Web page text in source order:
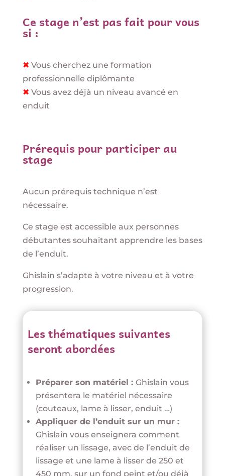
Ce stage n’est pas fait pour vous
si :
✖ Vous cherchez une formation
professionnelle diplômante
✖ Vous avez déjà un niveau avancé en
enduit
Prérequis pour participer au
stage
Aucun prérequis technique n’est
nécessaire.
Ce stage est accessible aux personnes
débutantes souhaitant apprendre les bases
de l’enduit.
Ghislain s’adapte à votre niveau et à votre
progression.
Les thématiques suivantes
seront abordées
Préparer son matériel : Ghislain vous
présentera le matériel nécessaire
(couteaux, lame à lisser, enduit …)
Appliquer de l’enduit sur un mur :
Ghislain vous enseignera comment
réaliser un lissage, avec de l’enduit de
lissage et une lame à lisser de 250 et
450 mm, sur un fond peint et/ou déjà